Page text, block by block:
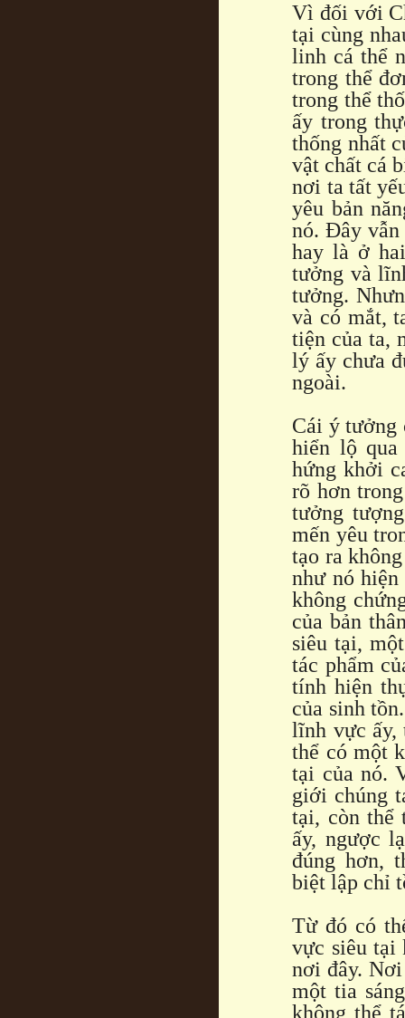
Vì đối với
tại cùng
linh cá thể
trong thể
trong thể
ấy trong
thống nhất
vật chất cá
nơi ta tất
yêu bản
nó. Đây
hay là ở
tưởng và
tưởng.
và có mắt,
tiện của ta,
lý ấy chưa
ngoài.
Cái ý tưởng
hiển lộ qua
hứng khởi
rõ hơn
tưởng
mến yêu
tạo ra
như nó
không
của bản
siêu tại,
tác phẩm
tính hiện
của sinh
lĩnh vực ấy,
thể có một
tại của nó.
giới chúng
tại, còn thể
ấy, ngược
đúng hơn,
biệt lập chỉ
Từ đó có
vực siêu tại
nơi đây.
một tia
không thể